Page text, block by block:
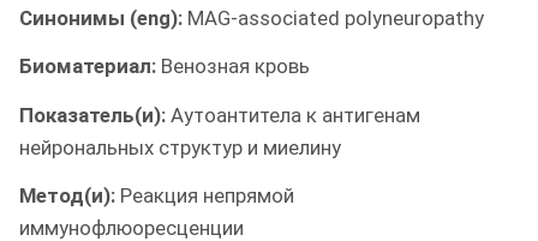
Синонимы (eng): MAG-associated polyneuropathy
Биоматериал: Венозная кровь
Показатель(и): Аутоантитела к антигенам
нейрональных структур и миелину
Метод(и): Реакция непрямой
иммунофлюоресценции